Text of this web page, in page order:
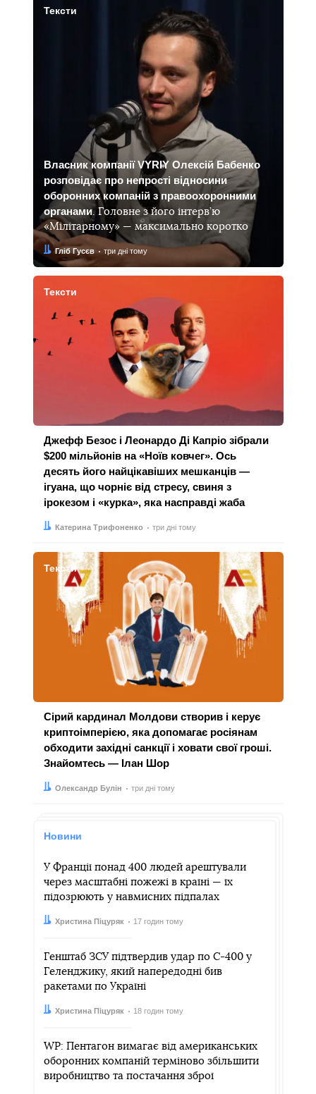
Тексти
Власник компанії VYRIY Олексій Бабенко
розповідає про непрості відносини
оборонних компаній з правоохоронними
органами. Головне з його інтерв’ю
«Мілітарному» — максимально коротко
Автор:
Гліб Гусєв
Дата: три дні тому
Тексти
Джефф Безос і Леонардо Ді Капріо зібрали
$200 мільйонів на «Ноїв ковчег». Ось
десять його найцікавіших мешканців —
ігуана, що чорніє від стресу, свиня з
ірокезом і «курка», яка насправді жаба
Автор:
Катерина Трифоненко
Дата: три дні тому
Тексти
Сірий кардинал Молдови створив і керує
криптоімперією, яка допомагає росіянам
обходити західні санкції і ховати свої гроші.
Знайомтесь — Ілан Шор
Автор:
Олександр Булін
Дата: три дні тому
Новини
У Франції понад 400 людей арештували
через масштабні пожежі в країні — їх
підозрюють у навмисних підпалах
Автор:
Христина Піцуряк
Дата: 17 годин тому
Генштаб ЗСУ підтвердив удар по С-400 у
Геленджику, який напередодні бив
ракетами по Україні
Автор:
Христина Піцуряк
Дата: 18 годин тому
WP: Пентагон вимагає від американських
оборонних компаній терміново збільшити
виробництво та постачання зброї